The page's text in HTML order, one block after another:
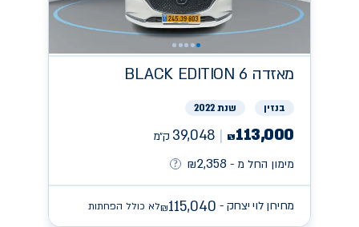
מאזדה BLACK EDITION 6
בנזין שנת 2022
₪113,000
39,048 ק״מ
מימון החל מ -
₪2,358
מחירון לוי יצחק - ₪115,040 לא כולל הפחתות